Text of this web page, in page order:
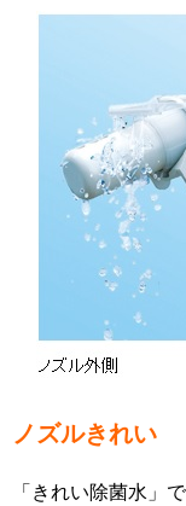
ノズルきれい
「きれい除菌水」